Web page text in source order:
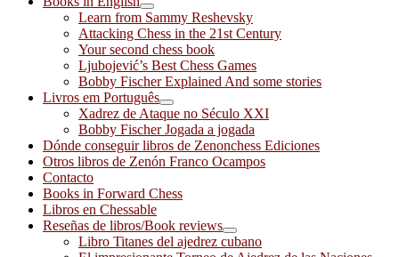
Learn from Sammy Reshevsky
Attacking Chess in the 21st Century
Your second chess book
Ljubojević’s Best Chess Games
Bobby Fischer Explained And some stories
Livros em Português
Xadrez de Ataque no Século XXI
Bobby Fischer Jogada a jogada
Dónde conseguir libros de Zenonchess Ediciones
Otros libros de Zenón Franco Ocampos
Contacto
Books in Forward Chess
Libros en Chessable
Reseñas de libros/Book reviews
Libro Titanes del ajedrez cubano